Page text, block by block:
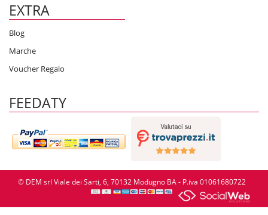
EXTRA
Blog
Marche
Voucher Regalo
FEEDATY
© DEM srl Viale dei Sarti, 6, 70132 Modugno BA - P.iva 01061680722